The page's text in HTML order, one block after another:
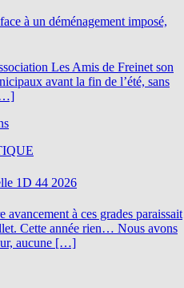
à un déménagement imposé,
Les Amis de Freinet son
avant la fin de l’été, sans
1D 44 2026
avancement à ces grades paraissait
Cette année rien… Nous avons
aucune […]